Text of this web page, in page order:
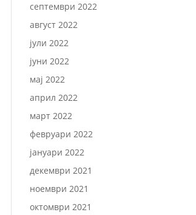
септември 2022
август 2022
јули 2022
јуни 2022
мај 2022
април 2022
март 2022
февруари 2022
јануари 2022
декември 2021
ноември 2021
октомври 2021